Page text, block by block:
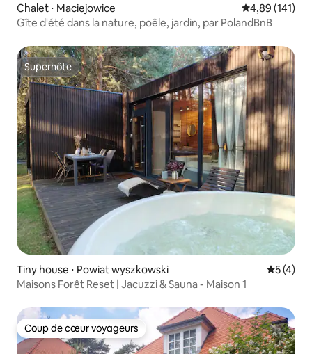
Chalet ⋅ Maciejowice Évaluation
4,89 (141)
Gîte d'été dans la nature, poêle, jardin, par PolandBnB
Superhôte
Superhôte
Tiny house ⋅ Powiat wyszkowski
5 (4)
Maisons Forêt Reset | Jacuzzi & Sauna - Maison 1
Coup de cœur voyageurs
Coup de cœur voyageurs